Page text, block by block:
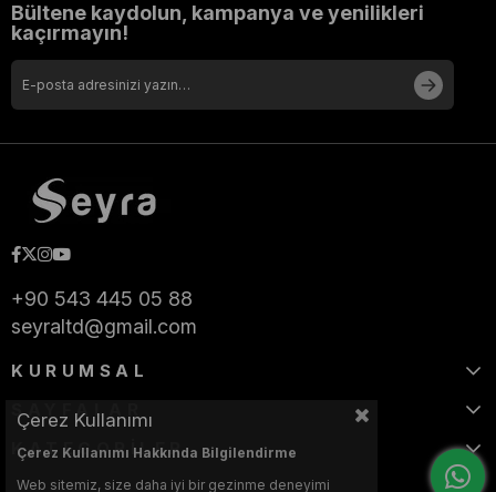
Bültene kaydolun, kampanya ve yenilikleri
kaçırmayın!
+90 543 445 05 88
seyraltd@gmail.com
KURUMSAL
SAYFALAR
KATEGORİLER
Çerez Kullanımı
Çerez Kullanımı Hakkında Bilgilendirme
Web sitemiz, size daha iyi bir gezinme deneyimi